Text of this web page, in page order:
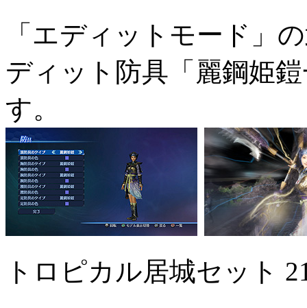
「エディットモード」
ディット防具「麗鋼姫
す。
トロピカル居城セット